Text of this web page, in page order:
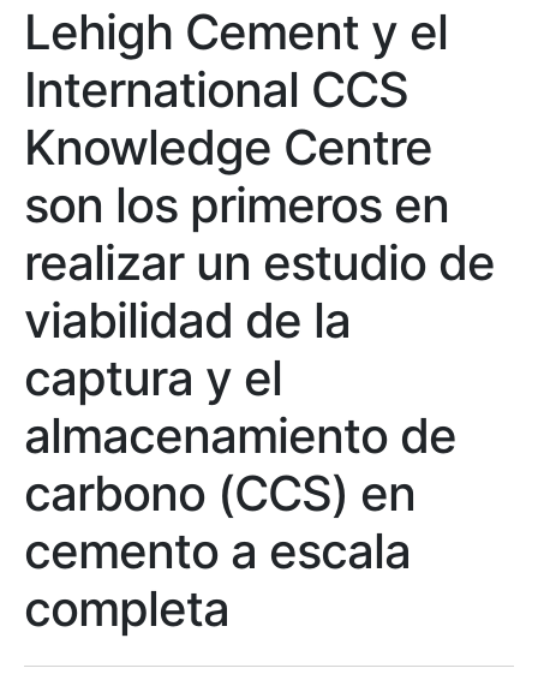
Lehigh Cement y el
International CCS
Knowledge Centre
son los primeros en
realizar un estudio de
viabilidad de la
captura y el
almacenamiento de
carbono (CCS) en
cemento a escala
completa